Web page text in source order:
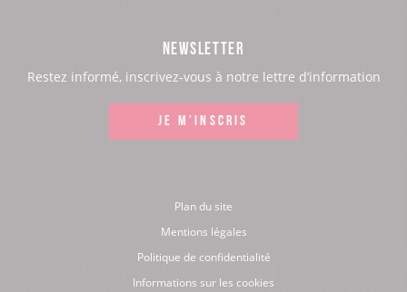
FacebookInstagramLinkedInYoutube
NEWSLETTER
Restez informé, inscrivez-vous à notre lettre d’information
JE M'INSCRIS
Plan du site
Mentions légales
Politique de confidentialité
Informations sur les cookies